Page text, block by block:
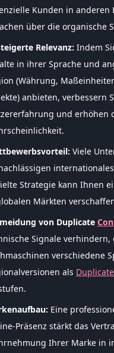
Kunden in anderen
über die organische
Relevanz: Indem
in ihrer Sprache und
(Währung,
anbieten, verbessern
und erhöhen
Viele
internationales
Strategie kann Ihnen
Märkten
von Duplicate
Signale verhindern,
verschiedene
als
Eine
Präsenz stärkt das
Ihrer Marke in